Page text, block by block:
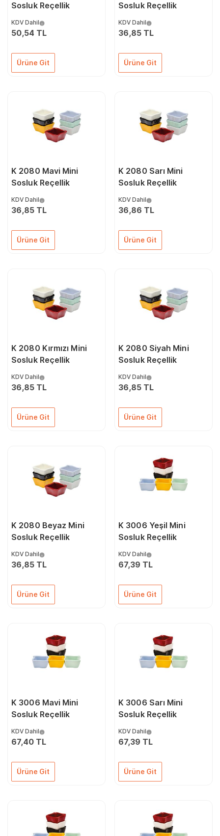
Sosluk Reçellik
KDV Dahil
50,54 TL
Ürüne Git
Sosluk Reçellik
KDV Dahil
36,85 TL
Ürüne Git
K 2080 Mavi Mini
Sosluk Reçellik
KDV Dahil
36,85 TL
Ürüne Git
K 2080 Sarı Mini
Sosluk Reçellik
KDV Dahil
36,86 TL
Ürüne Git
K 2080 Kırmızı Mini
Sosluk Reçellik
KDV Dahil
36,85 TL
Ürüne Git
K 2080 Siyah Mini
Sosluk Reçellik
KDV Dahil
36,85 TL
Ürüne Git
K 2080 Beyaz Mini
Sosluk Reçellik
KDV Dahil
36,85 TL
Ürüne Git
K 3006 Yeşil Mini
Sosluk Reçellik
KDV Dahil
67,39 TL
Ürüne Git
K 3006 Mavi Mini
Sosluk Reçellik
KDV Dahil
67,40 TL
Ürüne Git
K 3006 Sarı Mini
Sosluk Reçellik
KDV Dahil
67,39 TL
Ürüne Git